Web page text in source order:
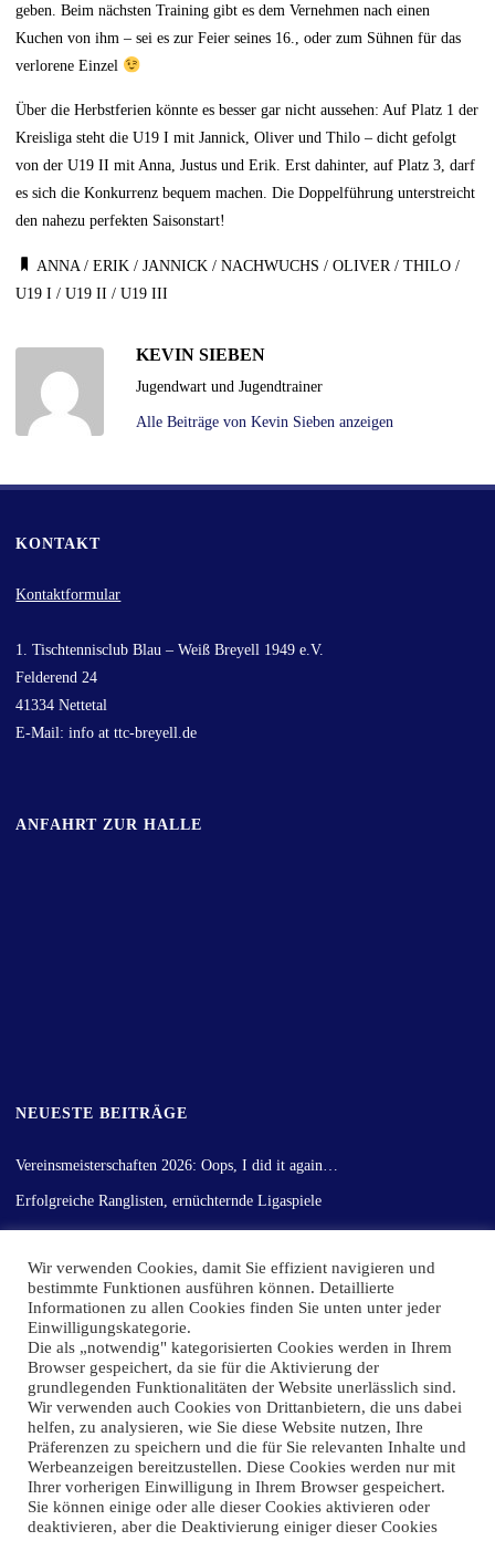
geben. Beim nächsten Training gibt es dem Vernehmen nach einen
Kuchen von ihm – sei es zur Feier seines 16., oder zum Sühnen für das
verlorene Einzel
Über die Herbstferien könnte es besser gar nicht aussehen: Auf Platz 1 der
Kreisliga steht die U19 I mit Jannick, Oliver und Thilo – dicht gefolgt
von der U19 II mit Anna, Justus und Erik. Erst dahinter, auf Platz 3, darf
es sich die Konkurrenz bequem machen. Die Doppelführung unterstreicht
den nahezu perfekten Saisonstart!
ANNA/ ERIK/ JANNICK/ NACHWUCHS / OLIVER / THILO/
U19 I /U19 II /U19 III
KEVIN SIEBEN
Jugendwart und Jugendtrainer
Alle Beiträge von Kevin Sieben anzeigen
KONTAKT
Kontaktformular
1. Tischtennisclub Blau – Weiß Breyell 1949 e.V.
Felderend 24
41334 Nettetal
E-Mail: info at ttc-breyell.de
ANFAHRT ZUR HALLE
NEUESTE BEITRÄGE
Vereinsmeisterschaften 2026: Oops, I did it again…
Erfolgreiche Ranglisten, ernüchternde Ligaspiele
Gemischter Rückrundenstart
Vereinsmeisterschaft der Erwachsenen ein voller Erfolg
Hinrunden-Fazit!
Präsentiert vonKahuna&WordPress.
©2026 1. TTC BW Breyell 1949
Wir verwenden Cookies, damit Sie effizient navigieren und
bestimmte Funktionen ausführen können. Detaillierte
Informationen zu allen Cookies finden Sie unten unter jeder
Einwilligungskategorie.
Die als „notwendig" kategorisierten Cookies werden in Ihrem
Browser gespeichert, da sie für die Aktivierung der
grundlegenden Funktionalitäten der Website unerlässlich sind.
Wir verwenden auch Cookies von Drittanbietern, die uns dabei
helfen, zu analysieren, wie Sie diese Website nutzen, Ihre
Präferenzen zu speichern und die für Sie relevanten Inhalte und
Werbeanzeigen bereitzustellen. Diese Cookies werden nur mit
Ihrer vorherigen Einwilligung in Ihrem Browser gespeichert.
Sie können einige oder alle dieser Cookies aktivieren oder
deaktivieren, aber die Deaktivierung einiger dieser Cookies